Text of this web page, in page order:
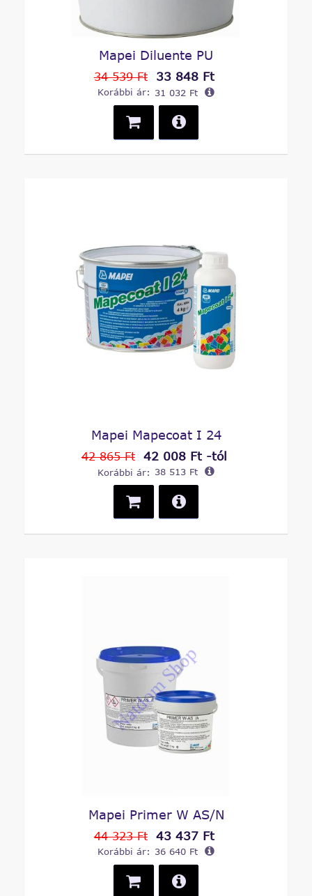
Mapei Diluente PU
34 539 Ft 33 848 Ft
Korábbi ár: 31 032 Ft
Mapei Mapecoat I 24
42 865 Ft 42 008 Ft -tól
Korábbi ár: 38 513 Ft
Mapei Primer W AS/N
44 323 Ft 43 437 Ft
Korábbi ár: 36 640 Ft